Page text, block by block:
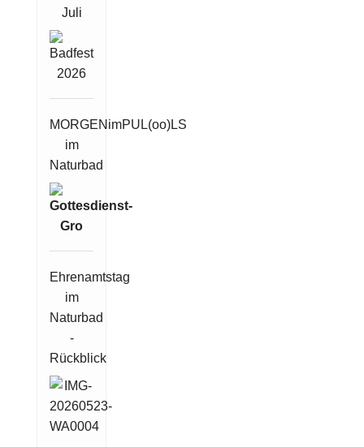
Juli
MORGENimPUL(oo)LS
im
Naturbad
Ehrenamtstag
im
Naturbad
-
Rückblick